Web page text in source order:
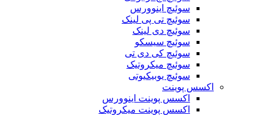
سوئیچ اینوورس
سوئیچ تی پی لینک
سوئیچ دی لینک
سوئیچ سیسکو
سوئیچ کی دی تی
سوئیچ میکروتیک
سوئیچ یوبیکیوتی
اکسس پوینت
اکسس پوینت اینوورس
اکسس پوینت میکروتیک